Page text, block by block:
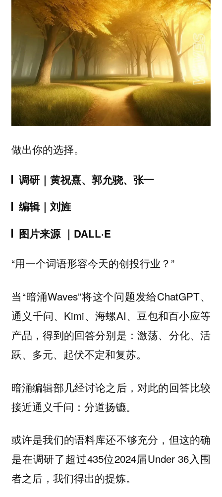
做出你的选择。
调研｜ 黄祝熹、郭允骁、张一
编辑｜ 刘旌
图片来源 ｜ DALL·E
“用一个词语形容今天的创投行业？”
当“暗涌Waves”将这个问题发给ChatGPT、
通义千问、Kimi、海螺AI、豆包和百小应等
产品，得到的回答分别是：激荡、分化、活
跃、多元、起伏不定和复苏。
暗涌编辑部几经讨论之后，对此的回答比较
接近通义千问：分道扬镳。
或许是我们的语料库还不够充分，但这的确
是在调研了超过435位2024届Under 36入围
者之后，我们得出的提炼。